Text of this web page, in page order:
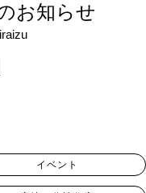
お知らせ
イベント